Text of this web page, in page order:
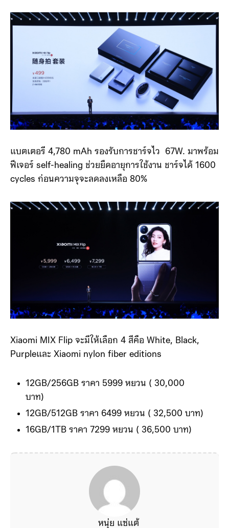
แบตเตอรี 4,780 mAh รองรับการชาร์จไว 67W. มาพร้อม
ฟีเจอร์ self-healing ช่วยยืดอายุการใช้งาน ชาร์จได้ 1600
cycles ก่อนความจุจะลดลงเหลือ 80%
Xiaomi MIX Flip จะมีให้เลือก 4 สีคือ White, Black,
Purpleและ Xiaomi nylon fiber editions
12GB/256GB ราคา 5999 หยวน ( 30,000
บาท)
12GB/512GB ราคา 6499 หยวน ( 32,500 บาท)
16GB/1TB ราคา 7299 หยวน ( 36,500 บาท)
หนุ่ย แซ่แต้